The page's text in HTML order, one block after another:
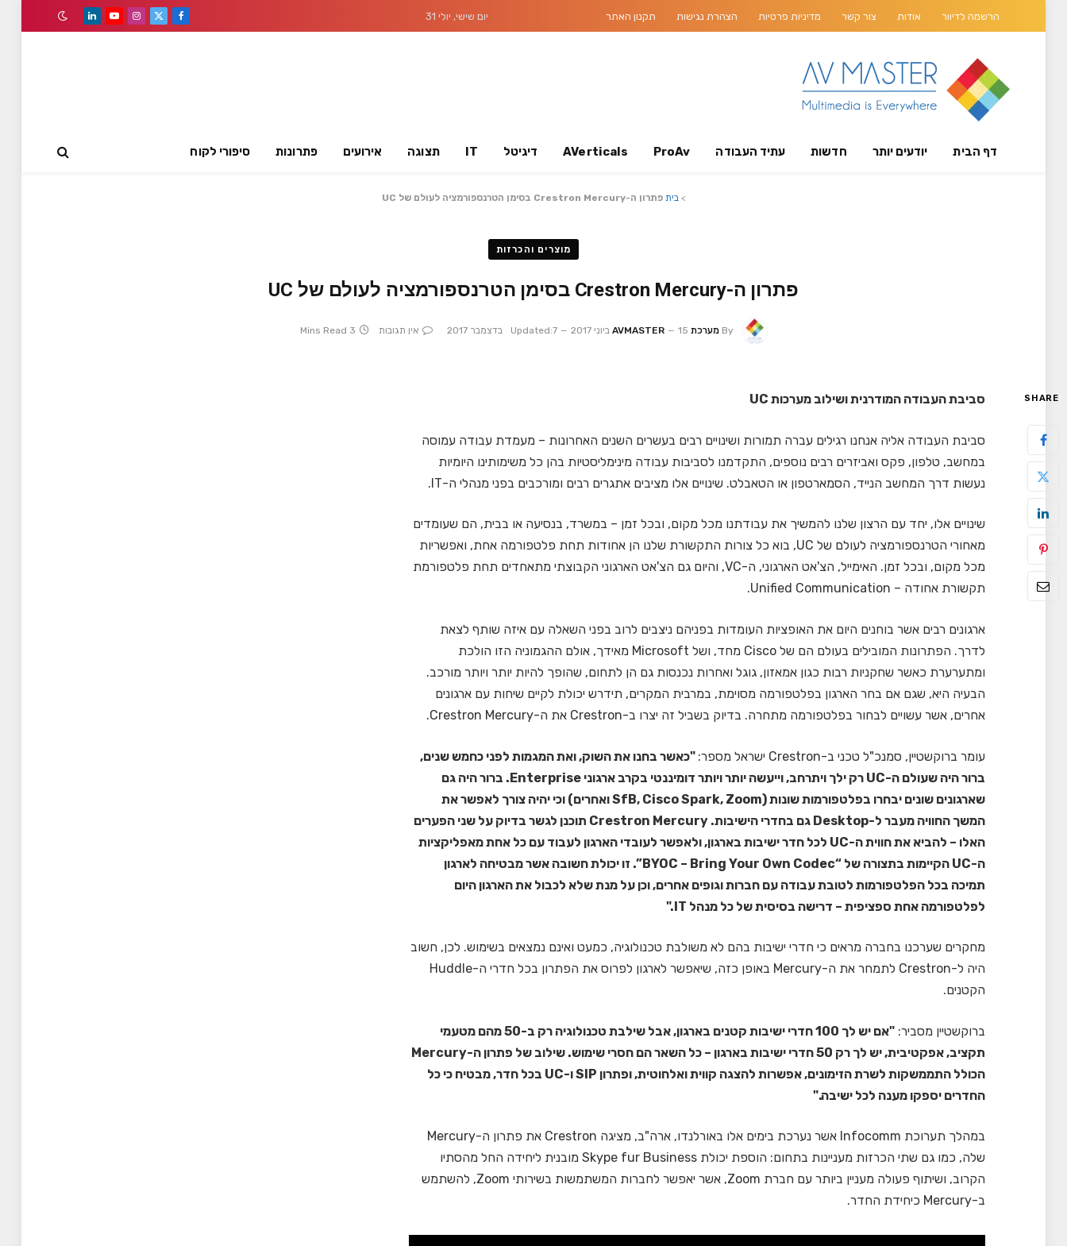
הרשמה לדיוור אודות צור קשר מדיניות פרטיות הצהרת נגישות תקנון האתר יום שישי, יולי 31
Facebook
X
Instagram
YouTube
LinkedIn
דף הבית יודעים יותר חדשות עתיד העבודה ProAv
AVerticals דיגיטל IT תצוגה אירועים פתרונות סיפורי לקוח
>בית פתרון ה-Crestron Mercury בסימן הטרנספורמציה לעולם של UC
מוצרים והכרזות
פתרון ה-Crestron Mercury בסימן הטרנספורמציה לעולם של UC
By מערכת AVMASTER 15 ביוני 2017 Updated:7 בדצמבר 2017 אין תגובות 3 Mins Read
SHARE סביבת העבודה המודרנית ושילוב מערכות UC
סביבת העבודה אליה אנחנו רגילים עברה תמורות ושינויים רבים בעשרים השנים האחרונות – מעמדת עבודה עמוסה
במחשב, טלפון, פקס ואביזרים רבים נוספים, התקדמנו לסביבות עבודה מינימליסטיות בהן כל משימותינו היומיות
נעשות דרך המחשב הנייד, הסמארטפון או הטאבלט. שינויים אלו מציבים אתגרים רבים ומורכבים בפני מנהלי ה-IT.
שינויים אלו, יחד עם הרצון שלנו להמשיך את עבודתנו מכל מקום, ובכל זמן – במשרד, בנסיעה או בבית, הם שעומדים
מאחורי הטרנספורמציה לעולם של UC, בוא כל צורות התקשורת שלנו הן אחודות תחת פלטפורמה אחת, ואפשריות
מכל מקום, ובכל זמן. האימייל, הצ'אט הארגוני, ה-VC, והיום גם הצ'אט הארגוני הקבוצתי מתאחדים תחת פלטפורמת
תקשורת אחודה – Unified Communication.
ארגונים רבים אשר בוחנים היום את האופציות העומדות בפניהם ניצבים לרוב בפני השאלה עם איזה שותף לצאת
לדרך. הפתרונות המובילים בעולם הם של Cisco מחד, ושל Microsoft מאידך, אולם ההגמוניה הזו הולכת
ומתערערת כאשר שחקניות רבות כגון אמאזון, גוגל ואחרות נכנסות גם הן לתחום, שהופך להיות יותר ויותר מורכב.
הבעיה היא, שגם אם בחר הארגון בפלטפורמה מסוימת, במרבית המקרים, תידרש יכולת לקיים שיחות עם ארגונים
אחרים, אשר עשויים לבחור בפלטפורמה מתחרה. בדיוק בשביל זה יצרו ב-Crestron את ה-Crestron Mercury.
עומר ברוקשטיין, סמנכ"ל טכני ב-Crestron ישראל מספר:
"כאשר בחנו את השוק, ואת המגמות לפני כחמש שנים,
ברור היה שעולם ה-UC רק ילך ויתרחב, וייעשה יותר ויותר דומיננטי בקרב ארגוני Enterprise. ברור היה גם
שארגונים שונים יבחרו בפלטפורמות שונות (SfB, Cisco Spark, Zoom ואחרים) וכי יהיה צורך לאפשר את
המשך החוויה מעבר ל-Desktop גם בחדרי הישיבות. Crestron Mercury תוכנן לגשר בדיוק על שני הפערים
האלו – להביא את חווית ה-UC לכל חדר ישיבות בארגון, ולאפשר לעובדי הארגון לעבוד עם כל אחת מאפליקציות
ה-UC הקיימות בתצורה של “BYOC – Bring Your Own Codec”. זו יכולת חשובה אשר מבטיחה לארגון
תמיכה בכל הפלטפורמות לטובת עבודה עם חברות וגופים אחרים, וכן על מנת שלא לכבול את הארגון היום
לפלטפורמה אחת ספציפית – דרישה בסיסית של כל מנהל IT."
מחקרים שערכנו בחברה מראים כי חדרי ישיבות בהם לא משולבת טכנולוגיה, כמעט ואינם נמצאים בשימוש. לכן, חשוב
היה ל-Crestron לתמחר את ה-Mercury באופן כזה, שיאפשר לארגון לפרוס את הפתרון בכל חדרי ה-Huddle
הקטנים.
ברוקשטיין מסביר:
"אם יש לך 100 חדרי ישיבות קטנים בארגון, אבל שילבת טכנולוגיה רק ב-50 מהם מטעמי
תקציב, אפקטיבית, יש לך רק 50 חדרי ישיבות בארגון – כל השאר הם חסרי שימוש. שילוב של פתרון ה-Mercury
הכולל התממשקות לשרת הזימונים, אפשרות להצגה קווית ואלחוטית, ופתרון SIP ו-UC בכל חדר, מבטיח כי כל
החדרים יספקו מענה לכל ישיבה."
במהלך תערוכת Infocomm אשר נערכת בימים אלו באורלנדו, ארה"ב, מציגה Crestron את פתרון ה-Mercury
שלה, כמו גם שתי הכרזות מעניינות בתחום: הוספת יכולת Skype fur Business מובנית ליחידה החל מהסתיו
הקרוב, ושיתוף פעולה מעניין ביותר עם חברת Zoom, אשר יאפשר לחברות המשתמשות בשירותי Zoom, להשתמש
ב-Mercury כיחידת החדר.